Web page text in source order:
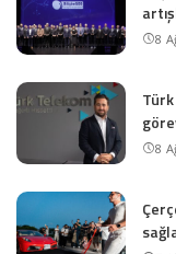
8
8